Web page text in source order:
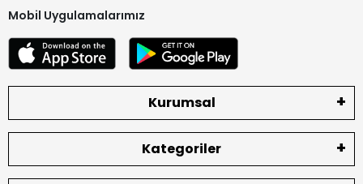
Mobil Uygulamalarımız
Kurumsal
Kategoriler